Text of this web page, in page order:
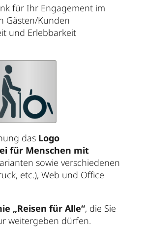
für Ihr Engagement im
Gästen/Kunden
und Erlebbarkeit
das Logo
für Menschen mit
sowie verschiedenen
etc.), Web und Office
„Reisen für Alle“, die Sie
weitergeben dürfen.